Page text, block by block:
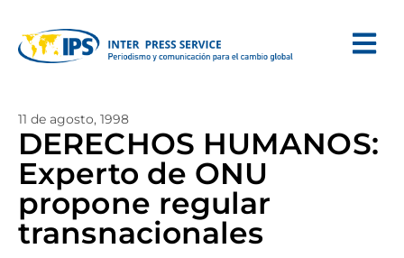
11 de agosto, 1998
DERECHOS HUMANOS:
Experto de ONU
propone regular
transnacionales